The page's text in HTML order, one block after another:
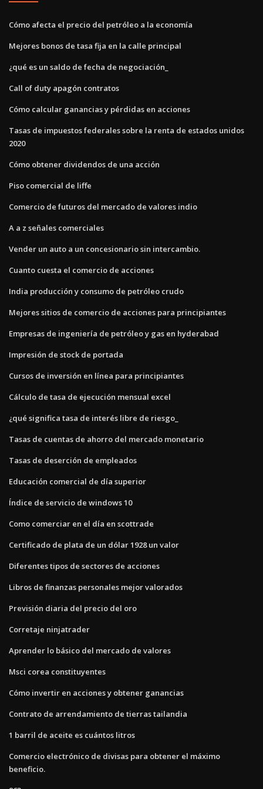
Cómo afecta el precio del petróleo a la economía
Mejores bonos de tasa fija en la calle principal
¿qué es un saldo de fecha de negociación_
Call of duty apagón contratos
Cómo calcular ganancias y pérdidas en acciones
Tasas de impuestos federales sobre la renta de estados unidos
2020
Cómo obtener dividendos de una acción
Piso comercial de liffe
Comercio de futuros del mercado de valores indio
A a z señales comerciales
Vender un auto a un concesionario sin intercambio.
Cuanto cuesta el comercio de acciones
India producción y consumo de petróleo crudo
Mejores sitios de comercio de acciones para principiantes
Empresas de ingeniería de petróleo y gas en hyderabad
Impresión de stock de portada
Cursos de inversión en línea para principiantes
Cálculo de tasa de ejecución mensual excel
¿qué significa tasa de interés libre de riesgo_
Tasas de cuentas de ahorro del mercado monetario
Tasas de deserción de empleados
Educación comercial de día superior
Índice de servicio de windows 10
Como comerciar en el día en scottrade
Certificado de plata de un dólar 1928 un valor
Diferentes tipos de sectores de acciones
Libros de finanzas personales mejor valorados
Previsión diaria del precio del oro
Corretaje ninjatrader
Aprender lo básico del mercado de valores
Msci corea constituyentes
Cómo invertir en acciones y obtener ganancias
Contrato de arrendamiento de tierras tailandia
1 barril de aceite es cuántos litros
Comercio electrónico de divisas para obtener el máximo
beneficio.